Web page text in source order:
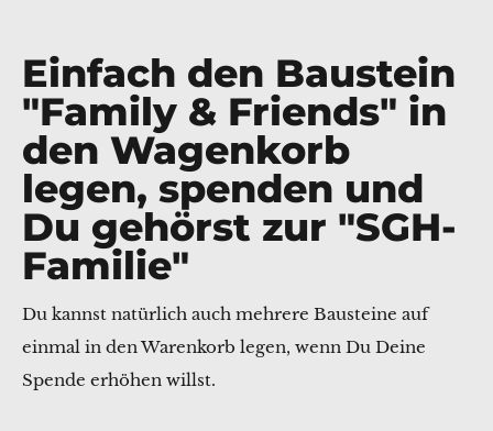
Einfach den Baustein
"Family & Friends" in
den Wagenkorb
legen, spenden und
Du gehörst zur "SGH-
Familie"
Du kannst natürlich auch mehrere Bausteine auf
einmal in den Warenkorb legen, wenn Du Deine
Spende erhöhen willst.